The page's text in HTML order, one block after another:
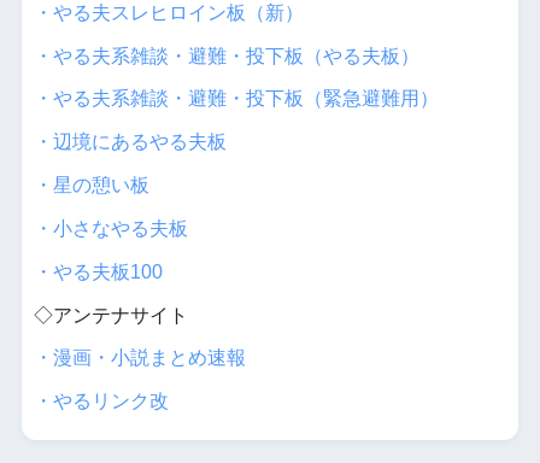
・やる夫スレヒロイン板（新）
・やる夫系雑談・避難・投下板（やる夫板）
・やる夫系雑談・避難・投下板（緊急避難用）
・辺境にあるやる夫板
・星の憩い板
・小さなやる夫板
・やる夫板100
◇アンテナサイト
・漫画・小説まとめ速報
・やるリンク改